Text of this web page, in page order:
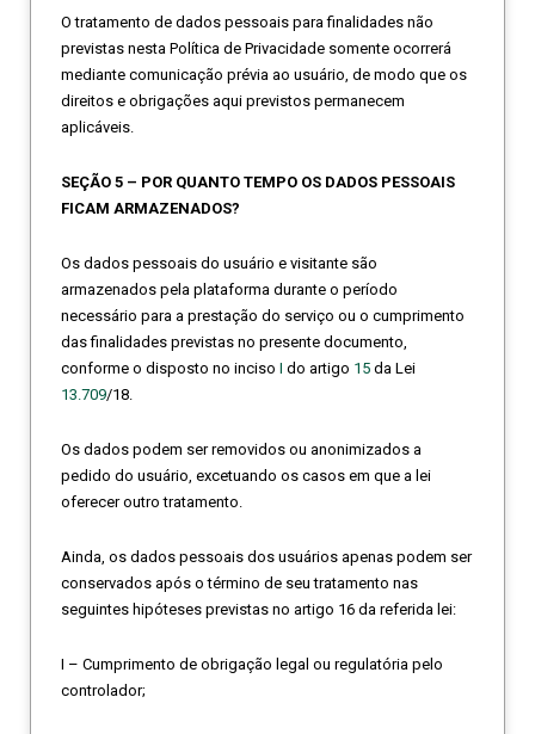
O tratamento de dados pessoais para finalidades não
previstas nesta Política de Privacidade somente ocorrerá
mediante comunicação prévia ao usuário, de modo que os
direitos e obrigações aqui previstos permanecem
aplicáveis.
SEÇÃO 5 – POR QUANTO TEMPO OS DADOS PESSOAIS
FICAM ARMAZENADOS?
Os dados pessoais do usuário e visitante são
armazenados pela plataforma durante o período
necessário para a prestação do serviço ou o cumprimento
das finalidades previstas no presente documento,
conforme o disposto no inciso I do artigo 15 da Lei
13.709/18.
Os dados podem ser removidos ou anonimizados a
pedido do usuário, excetuando os casos em que a lei
oferecer outro tratamento.
Ainda, os dados pessoais dos usuários apenas podem ser
conservados após o término de seu tratamento nas
seguintes hipóteses previstas no artigo 16 da referida lei:
I – Cumprimento de obrigação legal ou regulatória pelo
controlador;